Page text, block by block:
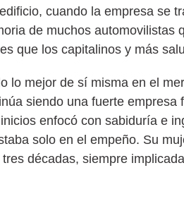
cuando la empresa se
de muchos
que los capitalinos y más
lo mejor de sí misma en el
siendo una fuerte
enfocó con sabiduría e
solo en el empeño. Su
décadas, siempre